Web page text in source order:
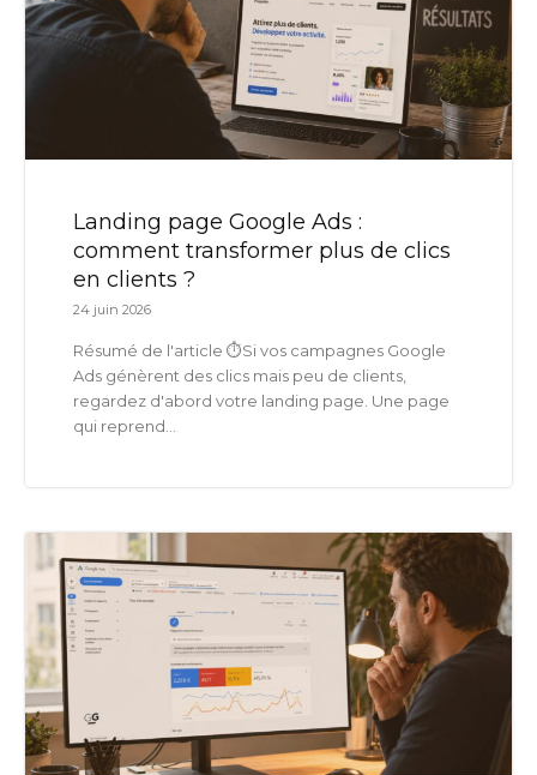
Landing page Google Ads :
comment transformer plus de clics
en clients ?
24 juin 2026
Résumé de l'article ⏱️Si vos campagnes Google
Ads génèrent des clics mais peu de clients,
regardez d'abord votre landing page. Une page
qui reprend...